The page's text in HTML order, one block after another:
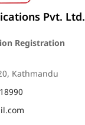
Pvt. Ltd.
Registration
Kathmandu